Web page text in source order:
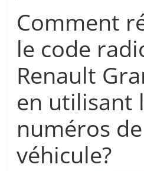
Comment
le code
Renault
en utilisant
numéros
véhicule?